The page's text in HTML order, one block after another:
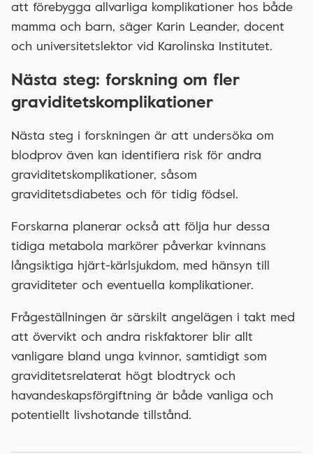
att förebygga allvarliga komplikationer hos både
mamma och barn, säger Karin Leander, docent
och universitetslektor vid Karolinska Institutet.
Nästa steg: forskning om fler
graviditetskomplikationer
Nästa steg i forskningen är att undersöka om
blodprov även kan identifiera risk för andra
graviditetskomplikationer, såsom
graviditetsdiabetes och för tidig födsel.
Forskarna planerar också att följa hur dessa
tidiga metabola markörer påverkar kvinnans
långsiktiga hjärt-kärlsjukdom, med hänsyn till
graviditeter och eventuella komplikationer.
Frågeställningen är särskilt angelägen i takt med
att övervikt och andra riskfaktorer blir allt
vanligare bland unga kvinnor, samtidigt som
graviditetsrelaterat högt blodtryck och
havandeskapsförgiftning är både vanliga och
potentiellt livshotande tillstånd.